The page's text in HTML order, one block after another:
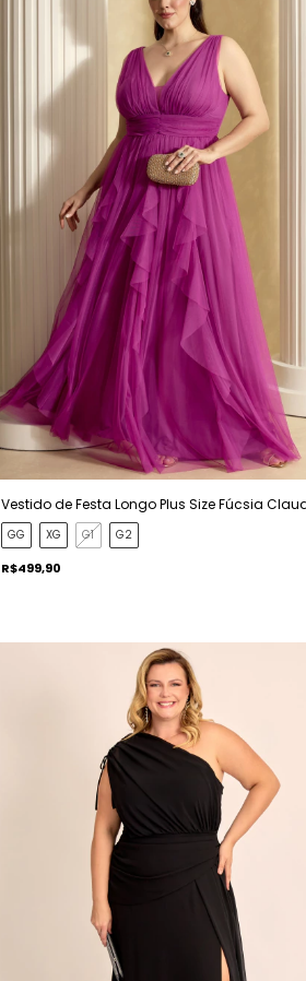
Vestido de Festa Longo Plus Size Fúcsia
GG XG G1 G2
R$499,90